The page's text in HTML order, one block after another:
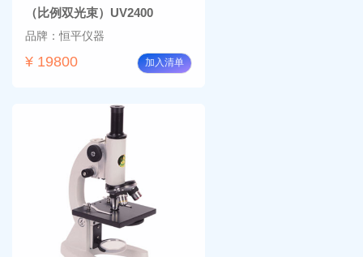
（比例双光束）UV2400
品牌：恒平仪器
¥ 19800 加入清单